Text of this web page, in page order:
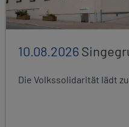
10.08.2026
Die Volkssolidarität lädt